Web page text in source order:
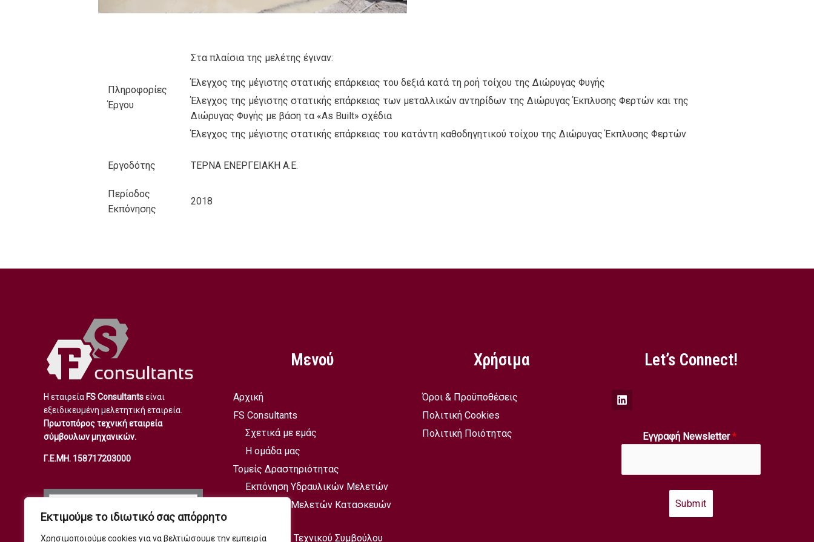
Εκτιμούμε το ιδιωτικό σας απόρρητο
Χρησιμοποιούμε cookies για να βελτιώσουμε την εμπειρία
Πληροφορίες
Έργου
Στα πλαίσια της μελέτης έγιναν:
Έλεγχος της μέγιστης στατικής επάρκειας του δεξιά κατά τη ροή τοίχου της Διώρυγας Φυγής
Έλεγχος της μέγιστης στατικής επάρκειας των μεταλλικών αντηρίδων της Διώρυγας Έκπλυσης Φερτών και της
Διώρυγας Φυγής με βάση τα «As Built» σχέδια
Έλεγχος της μέγιστης στατικής επάρκειας του κατάντη καθοδηγητικού τοίχου της Διώρυγας Έκπλυσης Φερτών
Εργοδότης ΤΕΡΝΑ ΕΝΕΡΓΕΙΑΚΗ Α.Ε.
Περίοδος
Εκπόνησης
2018
Η εταιρεία FS Consultantsείναι
εξειδικευμένη μελετητική εταιρεία.
Πρωτοπόρος τεχνική εταιρεία
σύμβουλων μηχανικών.
Γ.Ε.ΜΗ. 158717203000
Μενού
Αρχική
FS Consultants
Σχετικά με εμάς
Η ομάδα μας
Τομείς Δραστηριότητας
Εκπόνηση Υδραυλικών Μελετών
Εκπόνηση Μελετών Κατασκευών
Υπηρεσίες Τεχνικού Συμβούλου
Χρήσιμα
Όροι & Προϋποθέσεις
Πολιτική Cookies
Πολιτική Ποιότητας
Let’s Connect!
Εγγραφή Newsletter*
Submit